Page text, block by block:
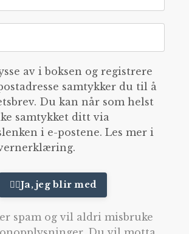
av i boksen og registrere
samtykker du til å
Du kan når som helst
samtykket ditt via
i e-postene. Les mer i
👉🏽Ja, jeg blir med
spam og vil aldri misbruke